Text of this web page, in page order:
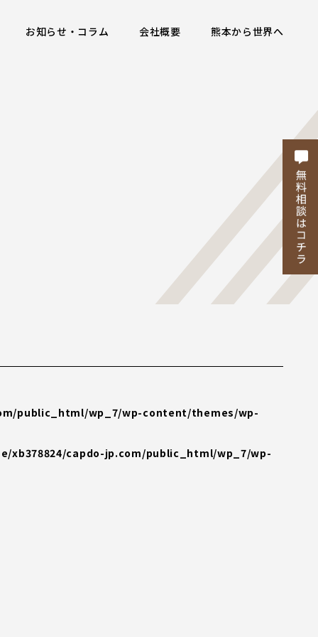
お知らせ・コラム 会社概要 熊本から世界へ
public_html/wp_7/wp-content/themes/wp-
xb378824/capdo-jp.com/public_html/wp_7/wp-